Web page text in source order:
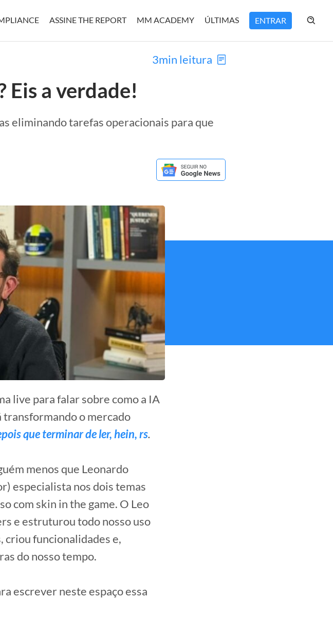
ASSINE THE REPORT MM ACADEMY ÚLTIMAS ENTRAR
3min leitura
a verdade!
eliminando tarefas operacionais para que
live para falar sobre como a IA
transformando o mercado
que terminar de ler, hein, rs.
menos que Leonardo
especialista nos dois temas
com skin in the game. O Leo
e estruturou todo nosso uso
criou funcionalidades e,
do nosso tempo.
escrever neste espaço essa